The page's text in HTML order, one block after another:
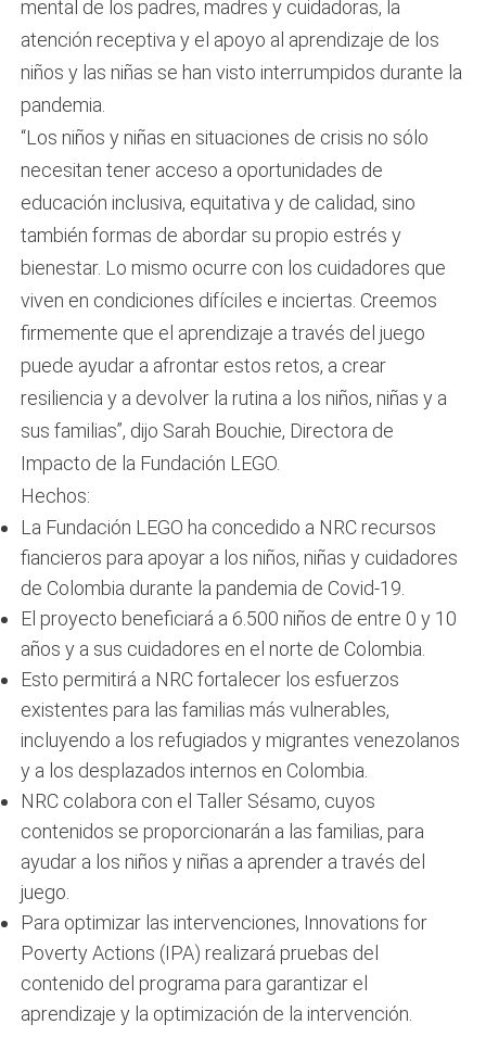
mental de los padres, madres y cuidadoras, la
atención receptiva y el apoyo al aprendizaje de los
niños y las niñas se han visto interrumpidos durante la
pandemia.
“Los niños y niñas en situaciones de crisis no sólo
necesitan tener acceso a oportunidades de
educación inclusiva, equitativa y de calidad, sino
también formas de abordar su propio estrés y
bienestar. Lo mismo ocurre con los cuidadores que
viven en condiciones difíciles e inciertas. Creemos
firmemente que el aprendizaje a través del juego
puede ayudar a afrontar estos retos, a crear
resiliencia y a devolver la rutina a los niños, niñas y a
sus familias”, dijo Sarah Bouchie, Directora de
Impacto de la Fundación LEGO.
Hechos:
La Fundación LEGO ha concedido a NRC recursos
fiancieros para apoyar a los niños, niñas y cuidadores
de Colombia durante la pandemia de Covid-19.
El proyecto beneficiará a 6.500 niños de entre 0 y 10
años y a sus cuidadores en el norte de Colombia.
Esto permitirá a NRC fortalecer los esfuerzos
existentes para las familias más vulnerables,
incluyendo a los refugiados y migrantes venezolanos
y a los desplazados internos en Colombia.
NRC colabora con el Taller Sésamo, cuyos
contenidos se proporcionarán a las familias, para
ayudar a los niños y niñas a aprender a través del
juego.
Para optimizar las intervenciones, Innovations for
Poverty Actions (IPA) realizará pruebas del
contenido del programa para garantizar el
aprendizaje y la optimización de la intervención.